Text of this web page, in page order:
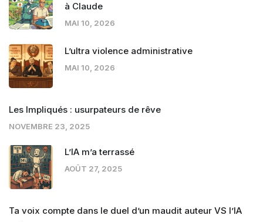
à Claude
MAI 10, 2026
L’ultra violence administrative
MAI 10, 2026
Les Impliqués : usurpateurs de rêve
NOVEMBRE 23, 2025
L’IA m’a terrassé
AOÛT 27, 2025
Ta voix compte dans le duel d’un maudit auteur VS l’IA